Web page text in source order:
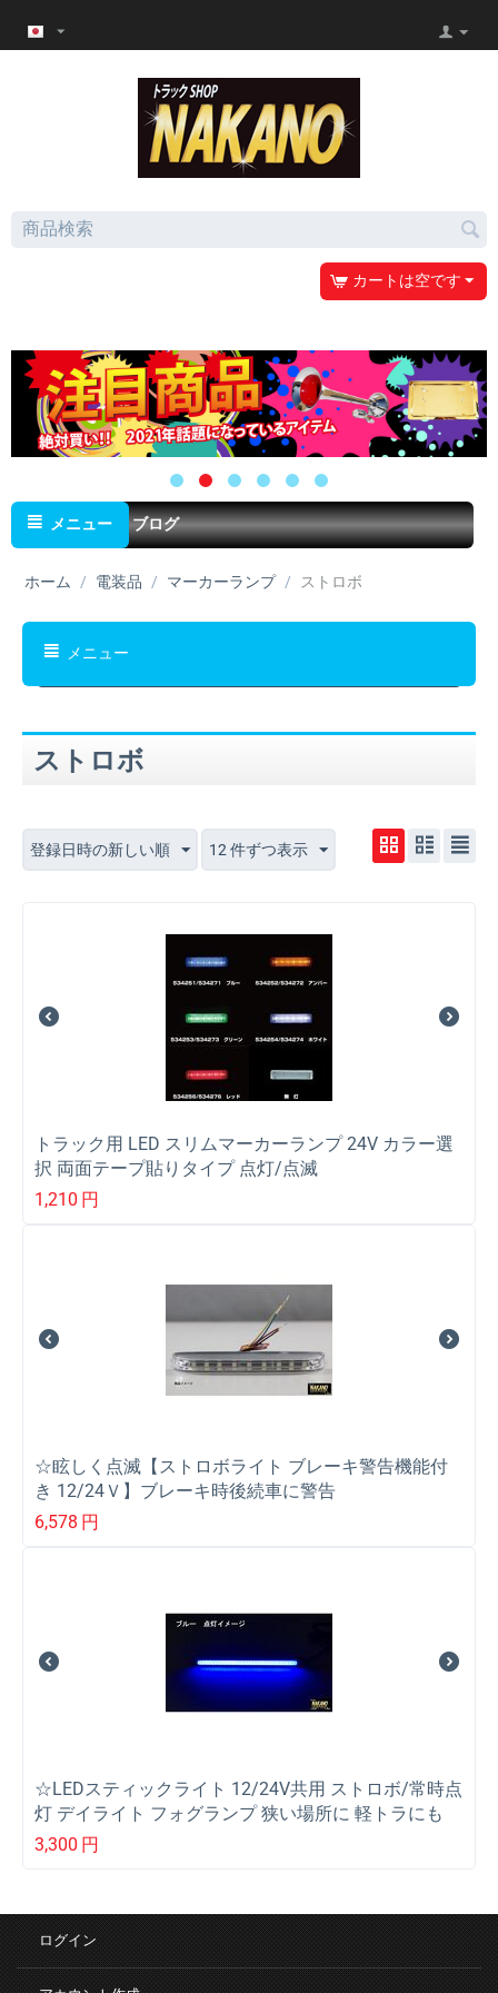
カートは空です
メニュー ブログ
ホーム / 電装品 / マーカーランプ / ストロボ
メニュー
ストロボ
登録日時の新しい順 12 件ずつ表示
トラック用 LED スリムマーカーランプ 24V カラー選
択 両面テープ貼りタイプ 点灯/点滅
1,210 円
☆眩しく点滅【ストロボライト ブレーキ警告機能付
き 12/24Ｖ】ブレーキ時後続車に警告
6,578 円
☆LEDスティックライト 12/24V共用 ストロボ/常時点
灯 デイライト フォグランプ 狭い場所に 軽トラにも
3,300 円
ログイン